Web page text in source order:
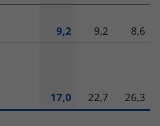
9,2 9,2
8,6
17,0 22,7 26,3